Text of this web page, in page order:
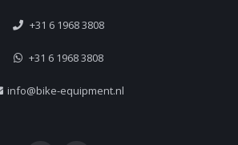
+31 6 1968 3808
+31 6 1968 3808
info@bike-equipment.nl